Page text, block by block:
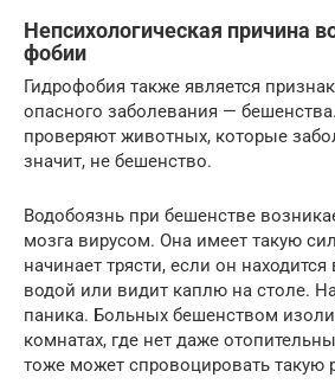
Непсихологическая причина
фобии
Гидрофобия также является
опасного заболевания —
проверяют животных, которые
значит, не бешенство.
Водобоязнь при бешенстве
мозга вирусом. Она имеет такую
начинает трясти, если он
водой или видит каплю на столе.
паника. Больных бешенством
комнатах, где нет даже
тоже может спровоцировать такую